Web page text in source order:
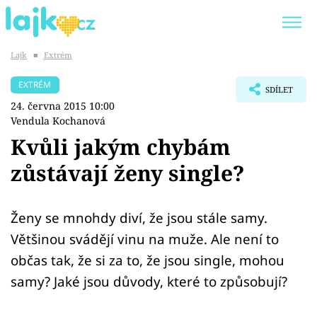
SHOPAHOLICADEL
Témata
Showbyznys
Youtubeři
Virály
Lajk ■ Extrém
EXTRÉM
24. června 2015 10:00
Vendula Kochanová
SDÍLET
Kvůli jakým chybám
zůstávají ženy single?
Ženy se mnohdy diví, že jsou stále samy.
Většinou svádějí vinu na muže. Ale není to
občas tak, že si za to, že jsou single, mohou
samy? Jaké jsou důvody, které to způsobují?